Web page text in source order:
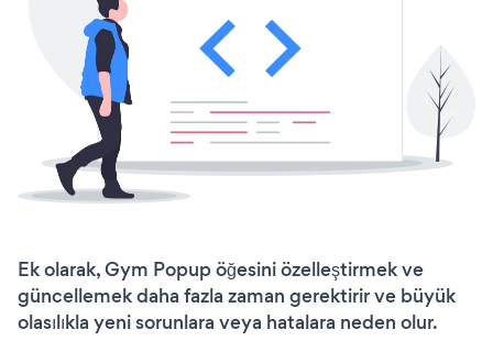
Ek olarak, Gym Popup öğesini özelleştirmek ve
güncellemek daha fazla zaman gerektirir ve büyük
olasılıkla yeni sorunlara veya hatalara neden olur.